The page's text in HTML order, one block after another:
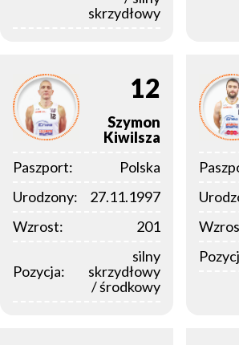
skrzydłowy
12
Szymon
Kiwilsza
Paszport:
Polska
Urodzony:
27.11.1997
Wzrost:
201
Pozycja:
silny
skrzydłowy
/ środkowy